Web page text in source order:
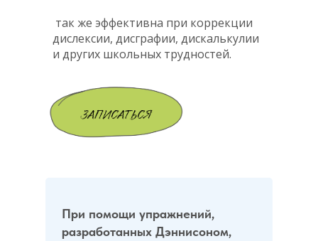
так же эффективна при коррекции
дислексии, дисграфии, дискалькулии
и других школьных трудностей.
При помощи упражнений,
разработанных Дэннисоном,